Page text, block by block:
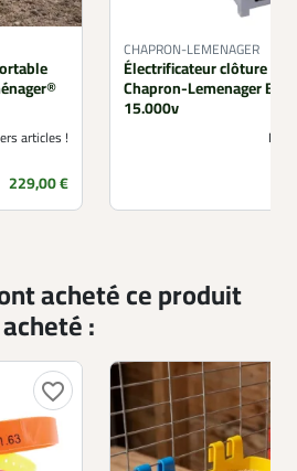
articles !
Prix
229,00 €
CHAPRON-LEMENAGER
Électrificateur clôture
Chapron-Lemenager
15.000v
Non
acheté ce produit
:
favorite_border